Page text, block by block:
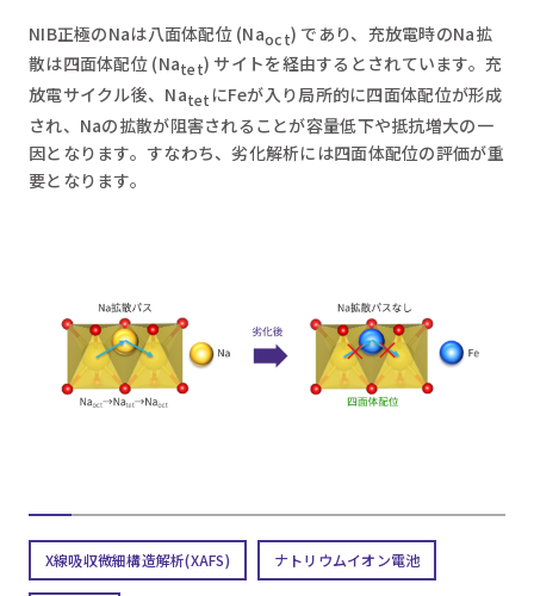
NIB正極のNaは八面体配位 (Naoct) であり、充放電時のNa拡
散は四面体配位 (Natet) サイトを経由するとされています。充
放電サイクル後、Natet にFeが入り局所的に四面体配位が形成
され、Naの拡散が阻害されることが容量低下や抵抗増大の一
因となります。すなわち、劣化解析には四面体配位の評価が重
要となります。
X線吸収微細構造解析(XAFS) ナトリウムイオン電池